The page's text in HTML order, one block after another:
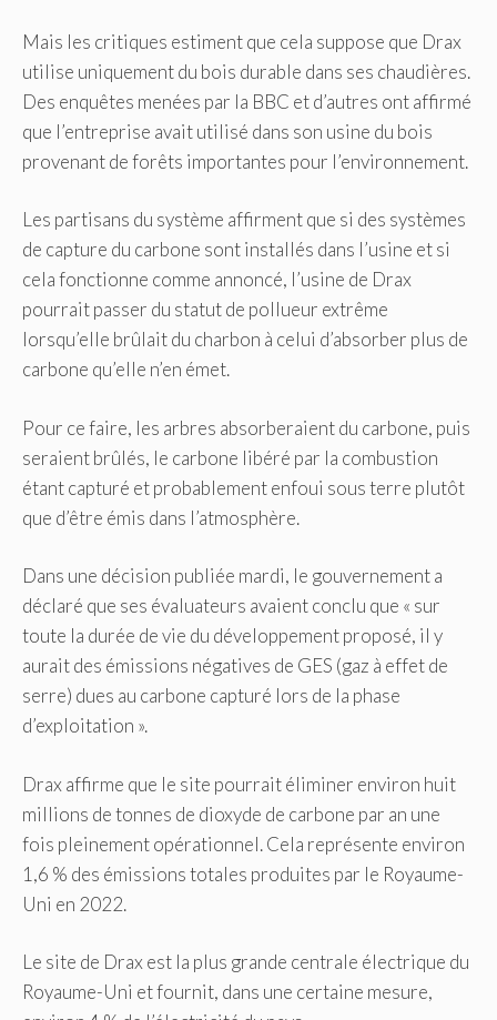
Mais les critiques estiment que cela suppose que Drax
utilise uniquement du bois durable dans ses chaudières.
Des enquêtes menées par la BBC et d’autres ont affirmé
que l’entreprise avait utilisé dans son usine du bois
provenant de forêts importantes pour l’environnement.
Les partisans du système affirment que si des systèmes
de capture du carbone sont installés dans l’usine et si
cela fonctionne comme annoncé, l’usine de Drax
pourrait passer du statut de pollueur extrême
lorsqu’elle brûlait du charbon à celui d’absorber plus de
carbone qu’elle n’en émet.
Pour ce faire, les arbres absorberaient du carbone, puis
seraient brûlés, le carbone libéré par la combustion
étant capturé et probablement enfoui sous terre plutôt
que d’être émis dans l’atmosphère.
Dans une décision publiée mardi, le gouvernement a
déclaré que ses évaluateurs avaient conclu que « sur
toute la durée de vie du développement proposé, il y
aurait des émissions négatives de GES (gaz à effet de
serre) dues au carbone capturé lors de la phase
d’exploitation ».
Drax affirme que le site pourrait éliminer environ huit
millions de tonnes de dioxyde de carbone par an une
fois pleinement opérationnel. Cela représente environ
1,6 % des émissions totales produites par le Royaume-
Uni en 2022.
Le site de Drax est la plus grande centrale électrique du
Royaume-Uni et fournit, dans une certaine mesure,